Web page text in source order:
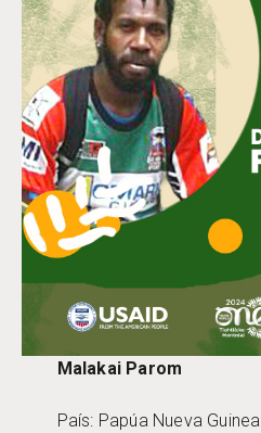
Malakai Parom
País: Papúa Nueva Guinea